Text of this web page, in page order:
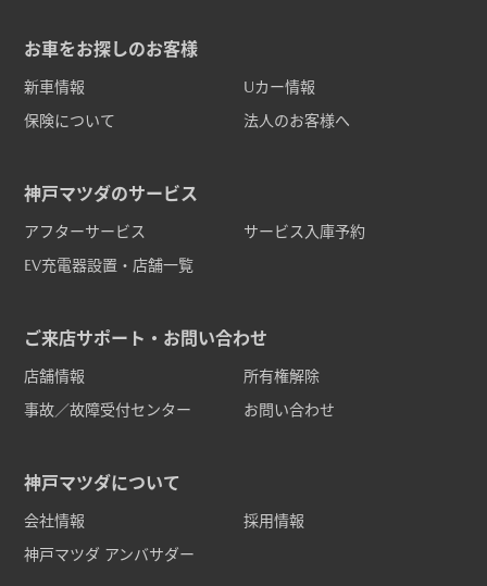
お車をお探しのお客様
新車情報
Uカー情報
保険について
法人のお客様へ
神戸マツダのサービス
アフターサービス
サービス入庫予約
EV充電器設置・店舗一覧
ご来店サポート・お問い合わせ
店舗情報
所有権解除
事故／故障受付センター
お問い合わせ
神戸マツダについて
会社情報
採用情報
神戸マツダ アンバサダー